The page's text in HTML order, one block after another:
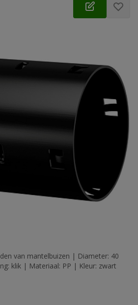
van mantelbuizen | Diameter: 40
klik | Materiaal: PP | Kleur: zwart